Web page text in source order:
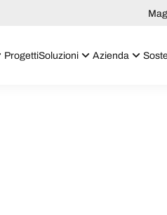
ProgettiSoluzioni Azienda